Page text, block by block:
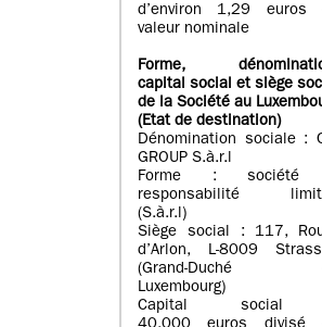
d’environ 1,29 euros
valeur nominale
Forme,
capital social et siège
de la Société au
(Etat de destination)
Dénomination sociale :
GROUP S.à.r.l
Forme : société
responsabilité
(S.à.r.l)
Siège social : 117,
d’Arlon, L-8009
(Grand-Duché
Luxembourg)
Capital